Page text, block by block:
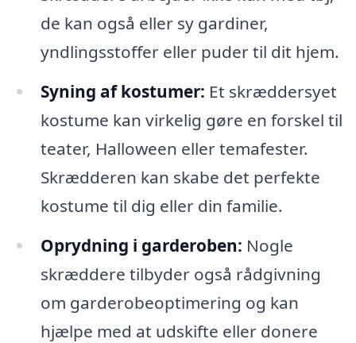
de kan også eller sy gardiner,
yndlingsstoffer eller puder til dit hjem.
Syning af kostumer: Et skræddersyet
kostume kan virkelig gøre en forskel til
teater, Halloween eller temafester.
Skrædderen kan skabe det perfekte
kostume til dig eller din familie.
Oprydning i garderoben: Nogle
skræddere tilbyder også rådgivning
om garderobeoptimering og kan
hjælpe med at udskifte eller donere